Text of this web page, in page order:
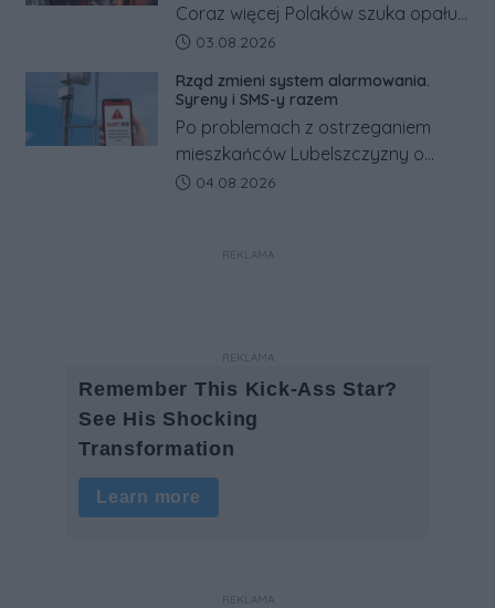
Coraz więcej Polaków szuka opału
za granicą, gdzie bywa nawet
Co się dzieje?
Data dodania artykułu:
03.08.2026
Rząd zmieni system alarmowania.
Syreny i SMS-y razem
Po problemach z ostrzeganiem
mieszkańców Lubelszczyzny o
rosyjskim zagrożeniu rząd
w jeden system.
Data dodania artykułu:
04.08.2026
REKLAMA
REKLAMA
REKLAMA